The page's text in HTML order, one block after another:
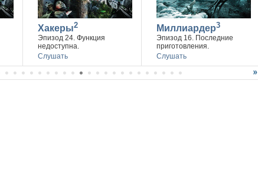
Хакеры2
Эпизод 24. Функция
недоступна.
Слушать
Миллиардер3
Эпизод 16. Последние
приготовления.
Слушать